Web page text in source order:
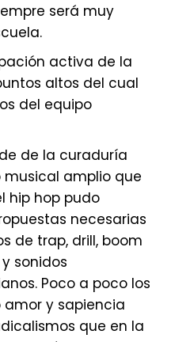
será muy
activa de la
altos del cual
del equipo
de la curaduría
amplio que
hip hop pudo
necesarias
de trap, drill, boom
sonidos
Poco a poco los
y sapiencia
que en la